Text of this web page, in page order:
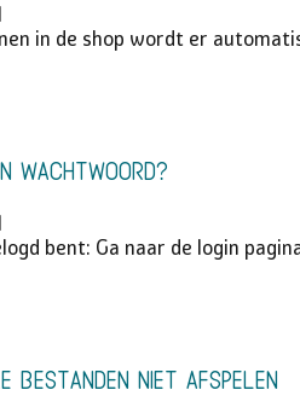
in de shop wordt er
wachtwoord?
bent: Ga naar de login
bestanden niet afspelen